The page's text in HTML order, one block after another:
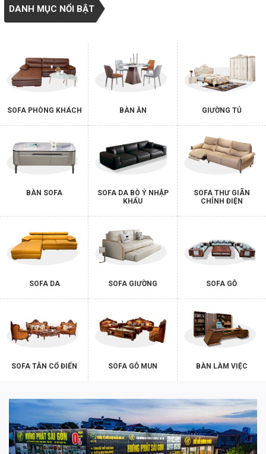
DANH MỤC NỔI BẬT
SOFA PHÒNG KHÁCH BÀN ĂN GIƯỜNG TỦ
BÀN SOFA
SOFA DA BÒ Ý NHẬP
KHẨU
SOFA THƯ GIÃN
CHỈNH ĐIỆN
SOFA DA SOFA GIƯỜNG SOFA GỖ
SOFA TÂN CỔ ĐIỂN SOFA GỖ MUN BÀN LÀM VIỆC